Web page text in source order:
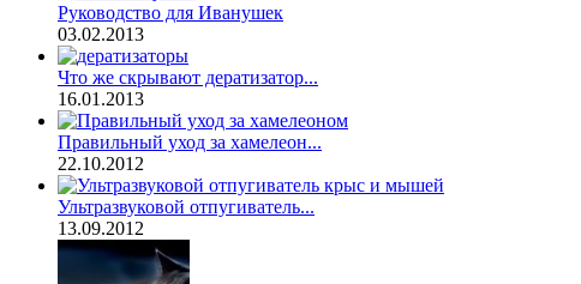
Руководство для Иванушек
03.02.2013
Что же скрывают дератизатор...
16.01.2013
Правильный уход за хамелеон...
22.10.2012
Ультразвуковой отпугиватель...
13.09.2012